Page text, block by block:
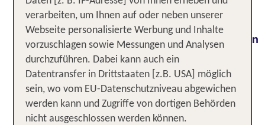
Willst du neue Städte kennenlernenund ihre
Atmosphäre auf dich wirken lassen? Städtereisen
entführen dich in aufregendemoderne Metropolen
undcharmante historische Orte, wo du in die
Kultur und das lokale Flair eintauchst. Entdecke
innerhalb weniger Tagedie wichtigsten
Sehenswürdigkeiten, besuchelebendige
Stadtviertelund genieße typischekulinarische
verarbeiten, um Ihnen auf oder neben unserer
Webseite personalisierte Werbung und Inhalte
vorzuschlagen sowie Messungen und Analysen
durchzuführen. Dabei kann auch ein
Datentransfer in Drittstaaten [z.B. USA] möglich
sein, wo vom EU-Datenschutzniveau abgewichen
werden kann und Zugriffe von dortigen Behörden
nicht ausgeschlossen werden können.